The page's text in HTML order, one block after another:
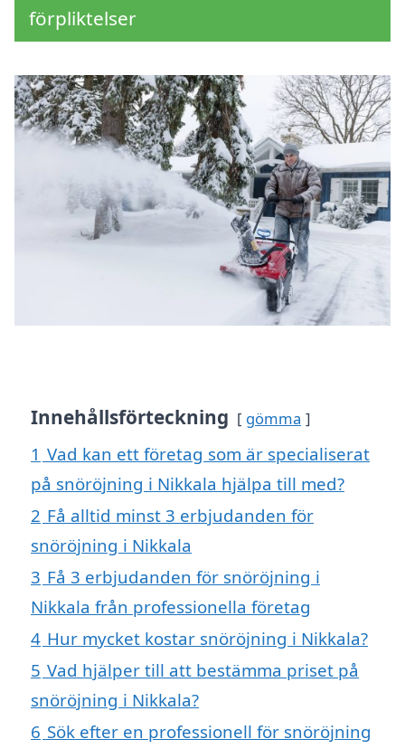
förpliktelser
Innehållsförteckning gömma
1 Vad kan ett företag som är specialiserat
på snöröjning i Nikkala hjälpa till med?
2 Få alltid minst 3 erbjudanden för
snöröjning i Nikkala
3 Få 3 erbjudanden för snöröjning i
Nikkala från professionella företag
4 Hur mycket kostar snöröjning i Nikkala?
5 Vad hjälper till att bestämma priset på
snöröjning i Nikkala?
6 Sök efter en professionell för snöröjning